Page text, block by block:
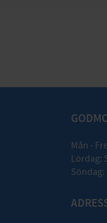
Mån -
Lördag: